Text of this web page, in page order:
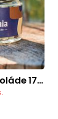
175g